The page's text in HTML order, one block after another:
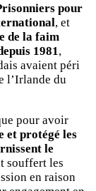
pour
, et
de la faim
1981,
avaient péri
l’Irlande du
pour avoir
et protégé les
le
souffert les
en raison